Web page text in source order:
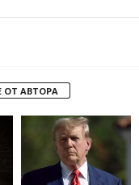
ОТ АВТОРА